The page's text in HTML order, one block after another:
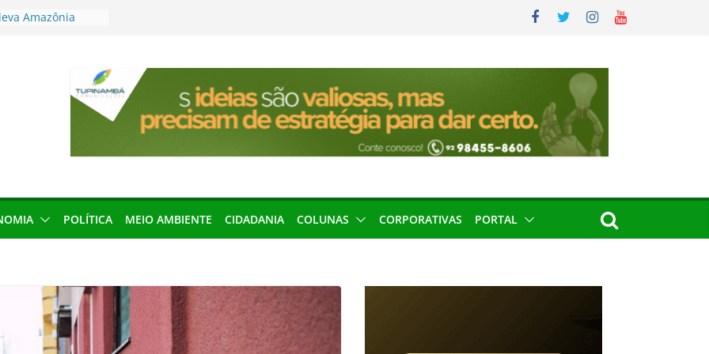
Amazônia
de 2027
local impróprio
fogo no Cemitério
protagonismo
podem barrar
POLÍTICA MEIO AMBIENTE CIDADANIA COLUNAS CORPORATIVAS PORTAL